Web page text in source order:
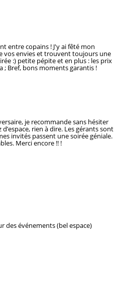
entre copains ! J'y ai fêté mon
vos envies et trouvent toujours une
:) petite pépite et en plus : les prix
; Bref, bons moments garantis !
je recommande sans hésiter
rien à dire. Les gérants sont
invités passent une soirée géniale.
Merci encore !! !
des événements (bel espace)